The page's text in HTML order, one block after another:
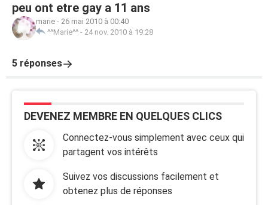
peu ont etre gay a 11 ans
marie - 26 mai 2010 à 00:40
^^Marie^^ - 24 nov. 2010 à 19:28
5 réponses
DEVENEZ MEMBRE EN QUELQUES CLICS
Connectez-vous simplement avec ceux qui
partagent vos intérêts
Suivez vos discussions facilement et
obtenez plus de réponses